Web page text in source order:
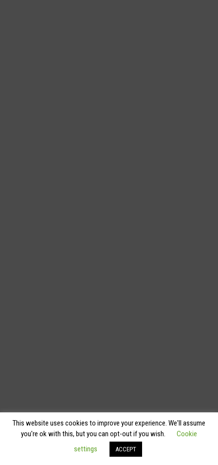
This website uses cookies to improve your experience. We'll assume
you're ok with this, but you can opt-out if you wish.
Cookie
settings
ACCEPT